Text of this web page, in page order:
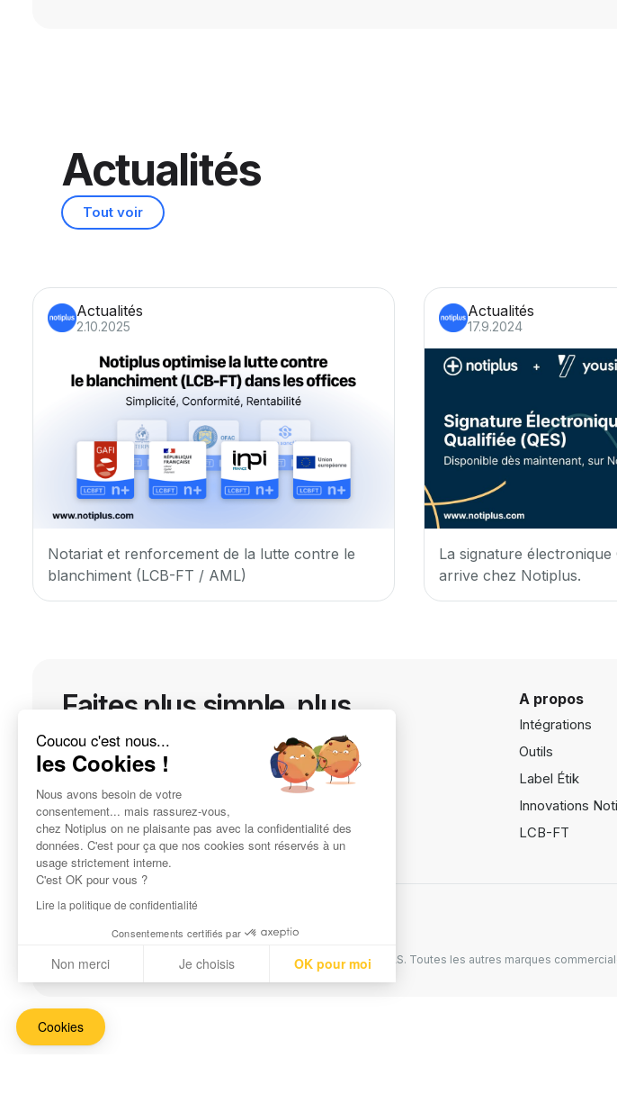
Actualités
Tout voir
Actualités
2.10.2025
Notariat et renforcement de la lutte contre le
blanchiment (LCB-FT / AML)
Actualités
17.9.2024
La signature électronique
arrive chez Notiplus.
Faites plus simple, plus
rapide et plus sûre.
Connexion
A propos
Intégrations
Outils
Label Étik
Innovations
LCB-FT
© 2025 Notiplus SAS
Notiplus est une marque commerciale déposée de Notiplus SAS. Toutes les autres marques
Coucou c'est nous...
les Cookies !
Nous avons besoin de votre
consentement... mais rassurez-vous,
chez Notiplus on ne plaisante pas avec la confidentialité des
données. C'est pour ça que nos cookies sont réservés à un
usage strictement interne.
C'est OK pour vous ?
Lire la politique de confidentialité
Consentements certifiés par
Non merci Je choisis OK pour moi
Notre plateforme vous permet d'adapter et de gérer vos paramètres de confidentialité, en
Cookies